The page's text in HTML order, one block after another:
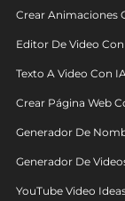
Crear Animaciones
Editor De Video
Texto A Video Con IA
Crear Página Web
Generador De
Generador De
YouTube Video